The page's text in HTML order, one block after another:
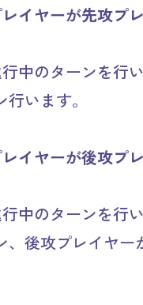
イヤーが先攻プ
中のターンを行
います。
イヤーが後攻プ
中のターンを行
、後攻プレイヤー